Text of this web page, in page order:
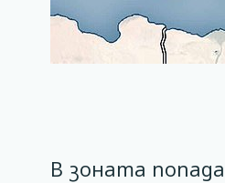
В зоната